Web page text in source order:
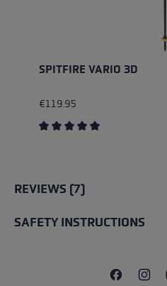
SPITFIRE VARIO 3D
€119.95
REVIEWS (7)
SAFETY INSTRUCTIONS